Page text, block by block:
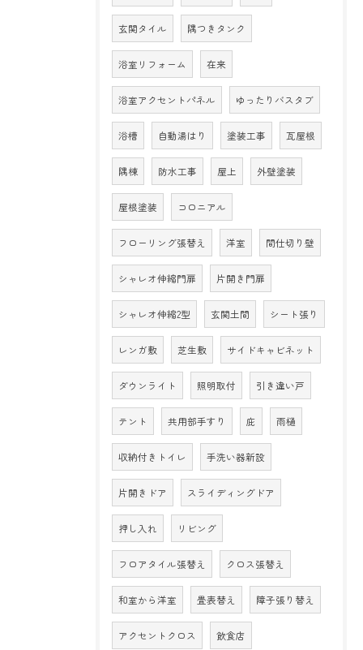
玄関タイル 隅つきタンク
浴室リフォーム 在来
浴室アクセントパネル ゆったりバスタブ
浴槽 自動湯はり 塗装工事 瓦屋根
隅棟 防水工事 屋上 外壁塗装
屋根塗装 コロニアル
フローリング張替え 洋室 間仕切り壁
シャレオ伸縮門扉 片開き門扉
シャレオ伸縮2型 玄関土間 シート張り
レンガ敷 芝生敷 サイドキャビネット
ダウンライト 照明取付 引き違い戸
テント 共用部手すり 庇 雨樋
収納付きトイレ 手洗い器新設
片開きドア スライディングドア
押し入れ リビング
フロアタイル張替え クロス張替え
和室から洋室 畳表替え 障子張り替え
アクセントクロス 飲食店